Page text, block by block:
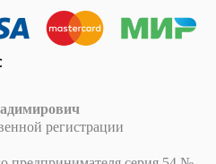
регистрации